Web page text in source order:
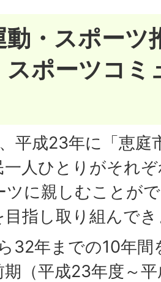
動・スポーツ
スポーツコ
平成23年に「恵庭
一人ひとりがそれ
ツに親しむことが
目指し取り組んで
32年までの10年間
（平成23年度～